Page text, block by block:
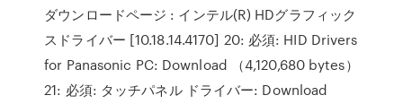
ダウンロードページ : インテル(R) HDグラフィック
スドライバー [10.18.14.4170] 20: 必須: HID Drivers
for Panasonic PC: Download （4,120,680 bytes）
21: 必須: タッチパネル ドライバー: Download